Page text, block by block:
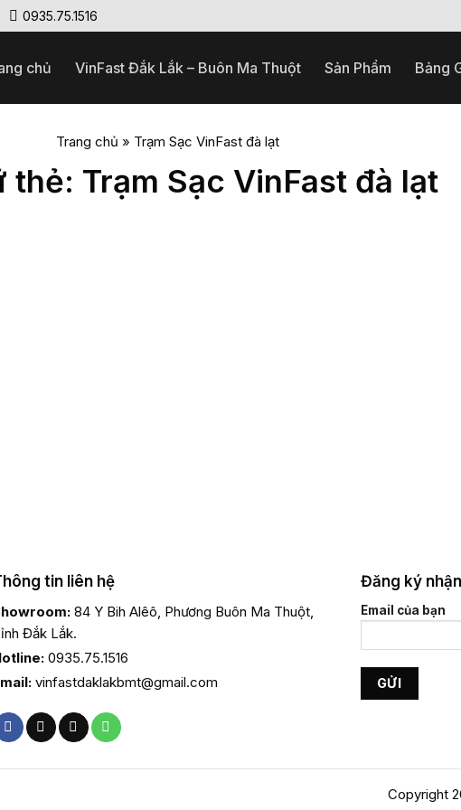
0935.75.1516
chủ VinFast Đắk Lắk – Buôn Ma Thuột Sản Phẩm Bảng
Trang chủ » Trạm Sạc VinFast đà lạt
thẻ: Trạm Sạc VinFast đà lạt
tin liên hệ
84 Y Bih Alêô, Phương Buôn Ma Thuột,
Đắk Lắk.
0935.75.1516
vinfastdaklakbmt@gmail.com
Đăng ký
Email của bạn
Copyright